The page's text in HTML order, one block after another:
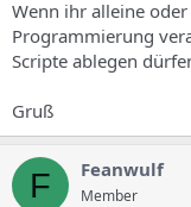
Wenn ihr alleine
Programmierung
Scripte ablegen
Gruß
F Feanwulf
Member